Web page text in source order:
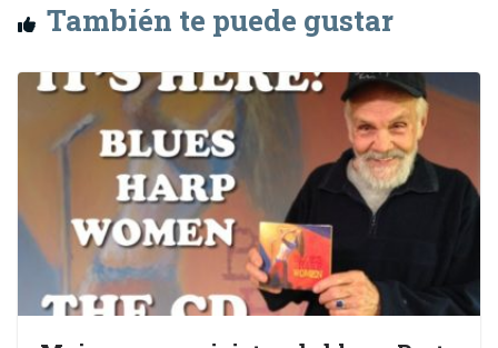
También te puede gustar